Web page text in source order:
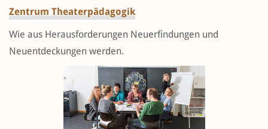
Zentrum Theaterpädagogik
Wie aus Herausforderungen Neuerfindungen und
Neuentdeckungen werden.